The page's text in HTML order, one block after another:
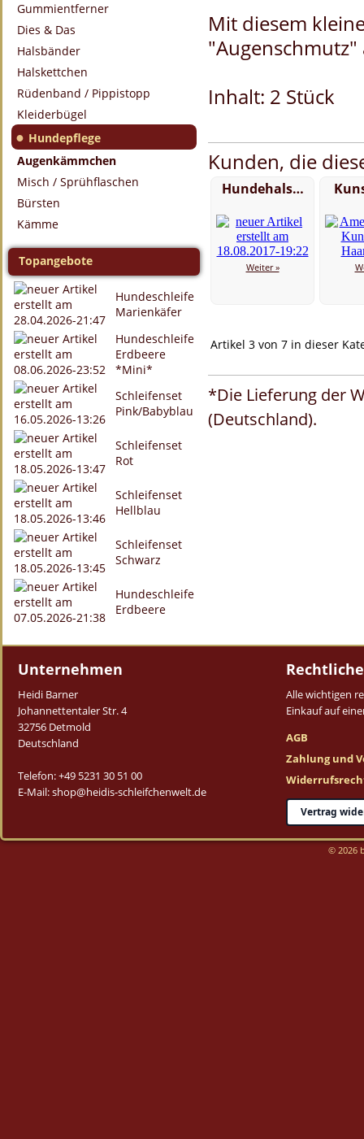
Gummientferner
Dies & Das
Halsbänder
Halskettchen
Rüdenband / Pippistopp
Kleiderbügel
● Hundepflege
Augenkämmchen
Misch / Sprühflaschen
Bürsten
Kämme
Topangebote
Hundeschleife
Marienkäfer
Hundeschleife
Erdbeere
*Mini*
Schleifenset
Pink/Babyblau
Schleifenset
Rot
Schleifenset
Hellblau
Schleifenset
Schwarz
Hundeschleife
Erdbeere
Mit diesem
Inhalt: 2 Stück
Kunden, die
Hundehals…
Weiter »
Artikel 3 von 7 in dieser
*Die Lieferung der
(Deutschland).
Unternehmen
Heidi Barner
Johannettentaler Str. 4
32756 Detmold
Deutschland
Telefon: +49 5231 30 51 00
E-Mail: shop@heidis-schleifchenwelt.de
Alle wichtigen
Einkauf auf
AGB
Zahlung und
Vertrag
© 2026